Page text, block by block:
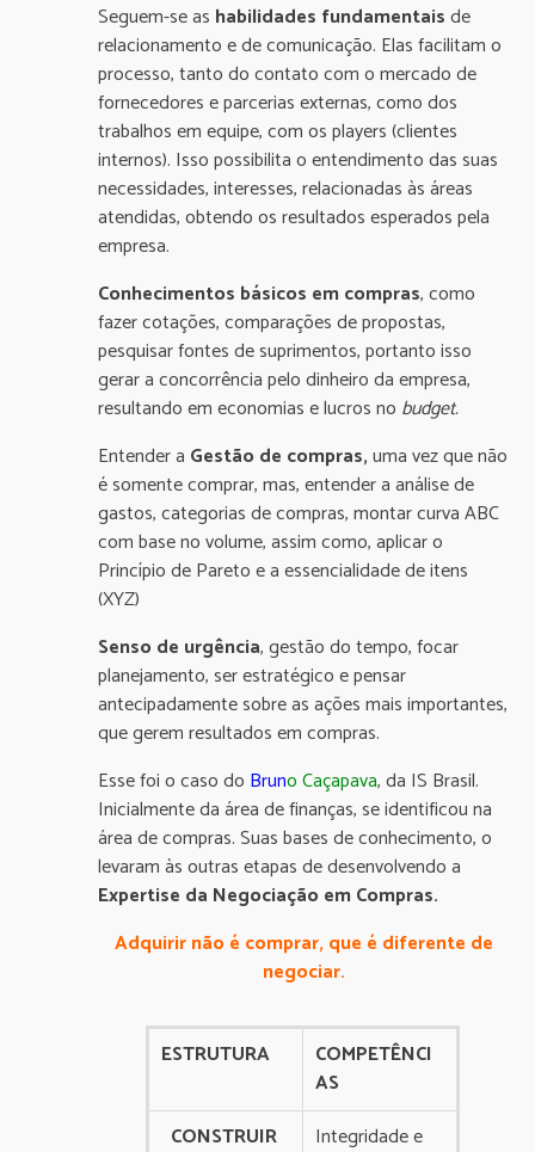
Seguem-se as habilidades fundamentaisde
relacionamento e de comunicação. Elas facilitam o
processo, tanto do contato com o mercado de
fornecedores e parcerias externas, como dos
trabalhos em equipe, com os players (clientes
internos). Isso possibilita o entendimento das suas
necessidades, interesses, relacionadas às áreas
atendidas, obtendo os resultados esperados pela
empresa.
Conhecimentos básicos em compras, como
fazer cotações, comparações de propostas,
pesquisar fontes de suprimentos, portanto isso
gerar a concorrência pelo dinheiro da empresa,
resultando em economias e lucros no budget.
Entender a Gestão de compras,uma vez que não
é somente comprar, mas, entender a análise de
gastos, categorias de compras, montar curva ABC
com base no volume, assim como, aplicar o
Princípio de Pareto e a essencialidade de itens
(XYZ)
Senso de urgência, gestão do tempo, focar
planejamento, ser estratégico e pensar
antecipadamente sobre as ações mais importantes,
que gerem resultados em compras.
Esse foi o caso do Bruno Caçapava, da IS Brasil.
Inicialmente da área de finanças, se identificou na
área de compras. Suas bases de conhecimento, o
levaram às outras etapas de desenvolvendo a
Expertise da Negociação em Compras.
Adquirir não é comprar, que é diferente de
negociar.
ESTRUTURA
COMPETÊNCI
AS
CONSTRUIR
Integridade e